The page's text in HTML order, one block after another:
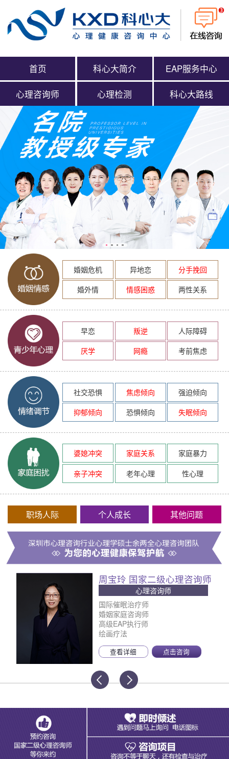
首页 科心大简介 EAP服务中心
心理咨询师 心理检测 科心大路线
婚姻危机 异地恋
分手挽回
婚外情
情感困惑 两性关系
早恋 叛逆
人际障碍
厌学
网瘾 考前焦虑
社交恐惧 焦虑倾向
强迫倾向
抑郁倾向
恐惧倾向 失眠倾向
婆媳冲突 家庭关系
家庭暴力
亲子冲突
老年心理 性心理
职场人际 个人成长 其他问题
周宝玲 国家二级心理咨询师
心理咨询师
国际催眠治疗师
婚姻家庭咨询师
高级EAP执行师
绘画疗法
查看详细 点击咨询